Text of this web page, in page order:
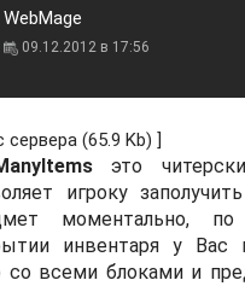
WebMage
09.12.2012 в 17:56
сервера (65.9 Kb) ]
это
игроку
моментально,
инвентаря у Вас
со всеми блоками и